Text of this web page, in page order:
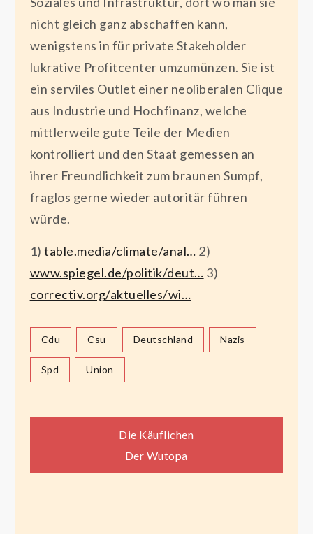
nicht gleich ganz abschaffen kann,
wenigstens in für private Stakeholder
lukrative Profitcenter umzumünzen. Sie ist
ein serviles Outlet einer neoliberalen Clique
aus Industrie und Hochfinanz, welche
mittlerweile gute Teile der Medien
kontrolliert und den Staat gemessen an
ihrer Freundlichkeit zum braunen Sumpf,
fraglos gerne wieder autoritär führen
würde.
1)table.media/climate/anal… 2)
www.spiegel.de/politik/deut… 3)
correctiv.org/aktuelles/wi…
Cdu Csu Deutschland Nazis
Spd Union
Beitragsnavigation
Die Käuflichen
Der Wutopa